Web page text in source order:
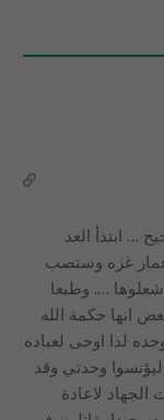
… ابتدأ العد
غزه وستصب
…. وطبعا
انها حكمة الله
لذا اوحى لعباده
وحدتي وقد
الجهاد لاعادة